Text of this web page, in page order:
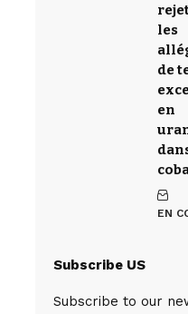
les
de
en
EN
Subscribe US
Subscribe to our